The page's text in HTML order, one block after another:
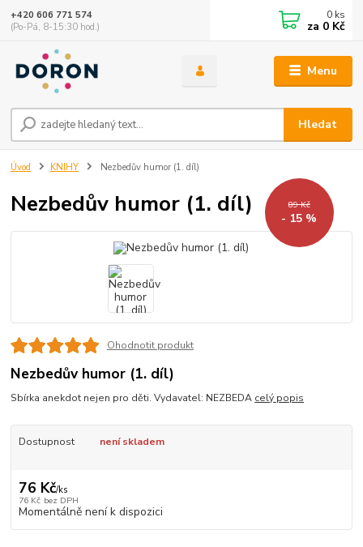
Menu
Hledat
+420 606 771 574
(Po-Pá, 8-15:30 hod.)
0 ks
za 0 Kč
Úvod KNIHY Nezbedův humor (1. díl)
Nezbedův humor (1. díl) 89 Kč
- 15 %
Ohodnotit produkt
Nezbedův humor (1. díl)
Sbírka anekdot nejen pro děti. Vydavatel: NEZBEDA celý popis
Dostupnost není skladem
76 Kč/ks
76 Kč bez DPH
Momentálně není k dispozici